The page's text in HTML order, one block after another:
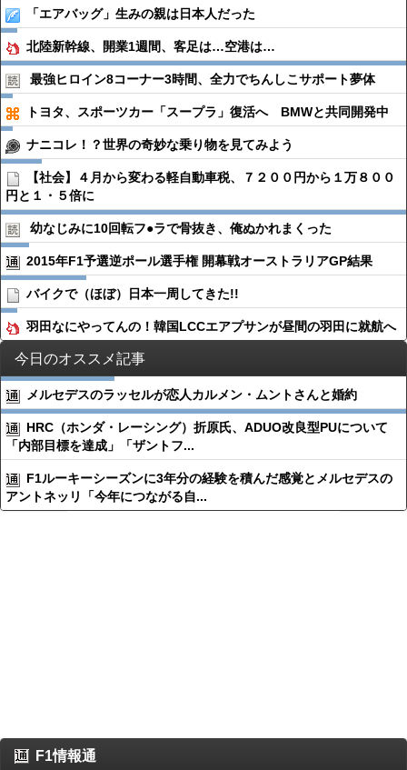
「エアバッグ」生みの親は日本人だった
北陸新幹線、開業1週間、客足は…空港は…
最強ヒロイン8コーナー3時間、全力でちんしこサポート夢体
トヨタ、スポーツカー「スープラ」復活へ BMWと共同開発中
ナニコレ！？世界の奇妙な乗り物を見てみよう
【社会】４月から変わる軽自動車税、７２００円から１万８００
円と１・５倍に
幼なじみに10回転フ●︎ラで骨抜き、俺ぬかれまくった
2015年F1予選逆ポール選手権 開幕戦オーストラリアGP結果
バイクで（ほぼ）日本一周してきた!!
羽田なにやってんの！韓国LCCエアプサンが昼間の羽田に就航へ
今日のオススメ記事
メルセデスのラッセルが恋人カルメン・ムントさんと婚約
HRC（ホンダ・レーシング）折原氏、ADUO改良型PUについて
「内部目標を達成」「ザントフ...
F1ルーキーシーズンに3年分の経験を積んだ感覚とメルセデスの
アントネッリ「今年につながる自...
F1情報通